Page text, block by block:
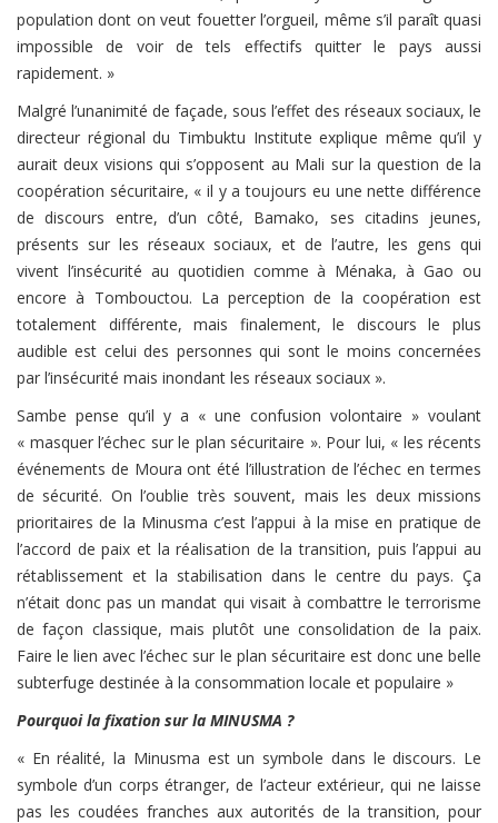
population dont on veut fouetter l’orgueil, même s’il paraît quasi
impossible de voir de tels effectifs quitter le pays aussi
rapidement. »
Malgré l’unanimité de façade, sous l’effet des réseaux sociaux, le
directeur régional du Timbuktu Institute explique même qu’il y
aurait deux visions qui s’opposent au Mali sur la question de la
coopération sécuritaire, « il y a toujours eu une nette différence
de discours entre, d’un côté, Bamako, ses citadins jeunes,
présents sur les réseaux sociaux, et de l’autre, les gens qui
vivent l’insécurité au quotidien comme à Ménaka, à Gao ou
encore à Tombouctou. La perception de la coopération est
totalement différente, mais finalement, le discours le plus
audible est celui des personnes qui sont le moins concernées
par l’insécurité mais inondant les réseaux sociaux ».
Sambe pense qu’il y a « une confusion volontaire » voulant
« masquer l’échec sur le plan sécuritaire ». Pour lui, « les récents
événements de Moura ont été l’illustration de l’échec en termes
de sécurité. On l’oublie très souvent, mais les deux missions
prioritaires de la Minusma c’est l’appui à la mise en pratique de
l’accord de paix et la réalisation de la transition, puis l’appui au
rétablissement et la stabilisation dans le centre du pays. Ça
n’était donc pas un mandat qui visait à combattre le terrorisme
de façon classique, mais plutôt une consolidation de la paix.
Faire le lien avec l’échec sur le plan sécuritaire est donc une belle
subterfuge destinée à la consommation locale et populaire »
Pourquoi la fixation sur la MINUSMA ?
« En réalité, la Minusma est un symbole dans le discours. Le
symbole d’un corps étranger, de l’acteur extérieur, qui ne laisse
pas les coudées franches aux autorités de la transition, pour